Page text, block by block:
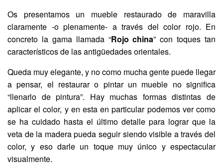
Os presentamos un mueble restaurado de maravilla
claramente -o plenamente- a través del color rojo. En
concreto la gama llamada “Rojo china” con toques tan
característicos de las antigüedades orientales.
Queda muy elegante, y no como mucha gente puede llegar
a pensar, el restaurar o pintar un mueble no significa
“llenarlo de pintura”. Hay muchas formas distintas de
aplicar el color, y en esta en particular podemos ver como
se ha cuidado hasta el último detalle para lograr que la
veta de la madera pueda seguir siendo visible a través del
color, y eso darle un toque muy único y espectacular
visualmente.